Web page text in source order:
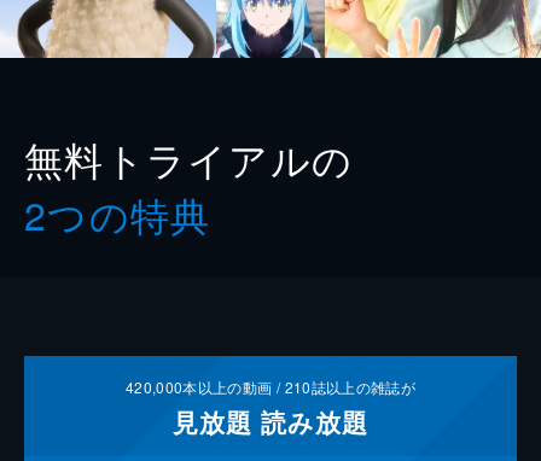
無料トライアルの
2つの特典
420,000本以上の動画 /210誌以上の雑誌が
見放題 読み放題